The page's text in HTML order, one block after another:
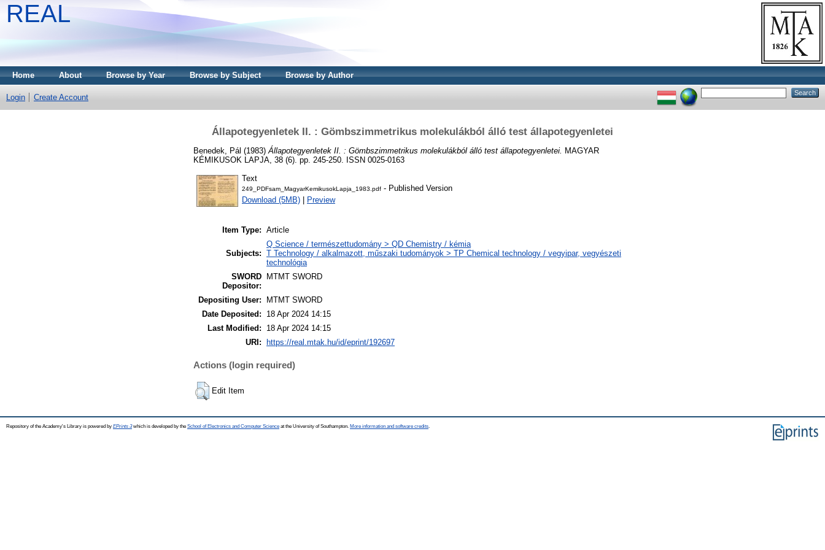
REAL
Home About Browse by Year Browse by Subject Browse by Author
Login Create Account
Állapotegyenletek II. : Gömbszimmetrikus molekulákból álló test állapotegyenletei
Benedek, Pál (1983) Állapotegyenletek II. : Gömbszimmetrikus molekulákból álló test állapotegyenletei. MAGYAR
KÉMIKUSOK LAPJA, 38 (6). pp. 245-250. ISSN 0025-0163
Text
249_PDFsam_MagyarKemikusokLapja_1983.pdf - Published Version
Download (5MB)
Preview
Item Type: Article
Subjects:
Q Science / természettudomány > QD Chemistry / kémia
T Technology / alkalmazott, műszaki tudományok > TP Chemical technology / vegyipar, vegyészeti
technológia
SWORD
Depositor:
MTMT SWORD
Depositing User:
MTMT SWORD
Date Deposited:
18 Apr 2024 14:15
Last Modified:
18 Apr 2024 14:15
URI:
https://real.mtak.hu/id/eprint/192697
Actions (login required)
Edit Item
Repository of the Academy's Library is powered by EPrints 3which is developed by the School of Electronics and Computer Science at the University of Southampton. More information and software credits